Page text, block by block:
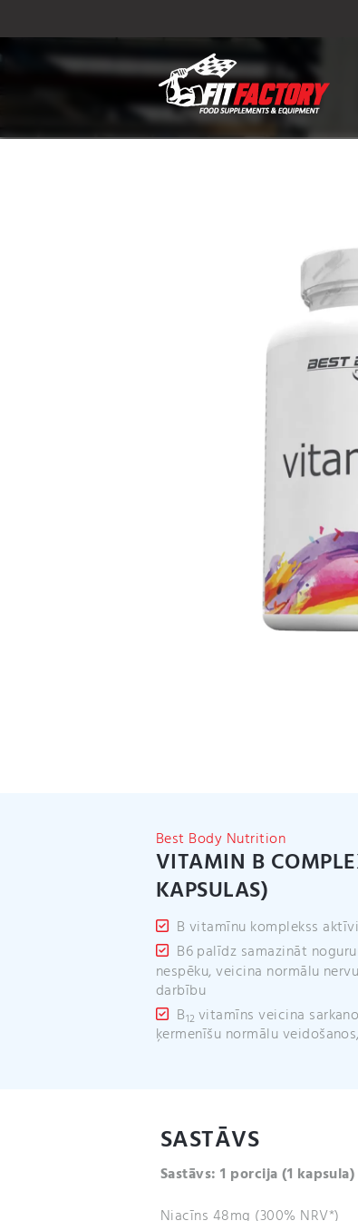
Best Body Nutrition
VITAMIN B
KAPSULAS)
B vitamīnu komplekss
B6 palīdz samazināt
nespēku, veicina normālu
darbību
B12 vitamīns veicina
ķermenīšu normālu
SASTĀVS
Sastāvs: 1 porcija(1 kapsula)